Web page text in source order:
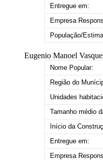
Entregue em:
Empresa
População/
Eugenio Manoel
Nome Popular:
Região do
Unidades
Tamanho médio
Início da
Entregue em:
Empresa